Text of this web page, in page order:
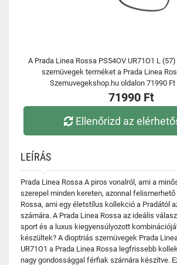
A Prada Linea Rossa PS54OV UR71O1 L
szemüvegek terméket a Prada Linea
Szemuvegekshop.hu oldalon 71990 Ft
71990 Ft
Ellenőrizd az
LEÍRÁS
Prada Linea Rossa A piros vonalról, ami a
szerepel minden kereten, azonnal felismerhető
Rossa, ami egy életstílus kollekció a Pradától
számára. A Prada Linea Rossa az ideális
sport és a luxus kiegyensúlyozott
készültek? A dioptriás szemüvegek Prada
UR71O1 a Prada Linea Rossa legfrissebb
nagy gondossággal férfiak számára készítve.